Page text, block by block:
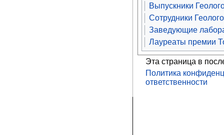
Выпускники
Сотрудники
Заведующие
Лауреаты премии
Эта страница в
Политика
ответственности